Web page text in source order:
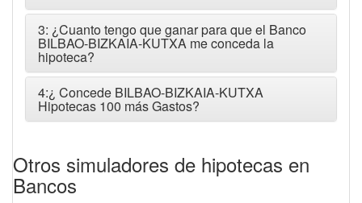
3: ¿Cuanto tengo que ganar para que el Banco
BILBAO-BIZKAIA-KUTXA me conceda la
hipoteca?
4:¿ Concede BILBAO-BIZKAIA-KUTXA
Hipotecas 100 más Gastos?
Otros simuladores de hipotecas en
Bancos